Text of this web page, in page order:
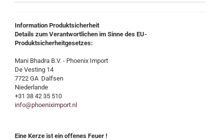
Information Produktsicherheit
Details zum Verantwortlichen im Sinne des EU-
Produktsicherheitgesetzes:
Mani Bhadra B.V. - Phoenix Import
De Vesting 14
7722 GA Dalfsen
Niederlande
+31 38 42 35 510
info@phoeniximport.nl
Eine Kerze ist ein offenes Feuer !